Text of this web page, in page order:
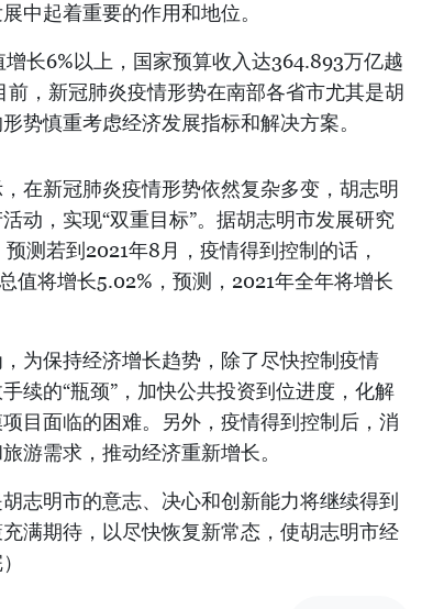
中起着重要的作用和地位。
长6%以上，国家预算收入达364.893万亿越
，新冠肺炎疫情形势在南部各省市尤其是胡
势慎重考虑经济发展指标和解决方案。
在新冠肺炎疫情形势依然复杂多变，胡志明
动，实现“双重目标”。据胡志明市发展研究
测若到2021年8月，疫情得到控制的话，
值将增长5.02%，预测，2021年全年将增长
为保持经济增长趋势，除了尽快控制疫情
续的“瓶颈”，加快公共投资到位进度，化解
目面临的困难。另外，疫情得到控制后，消
游需求，推动经济重新增长。
志明市的意志、决心和创新能力将继续得到
满期待，以尽快恢复新常态，使胡志明市经